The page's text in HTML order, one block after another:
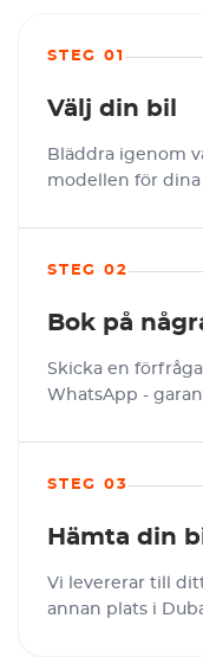
STEG 01
Välj din bil
Bläddra igenom
modellen för dina
STEG 02
Bok på
Skicka en
WhatsApp -
STEG 03
Hämta din
Vi levererar till
annan plats i